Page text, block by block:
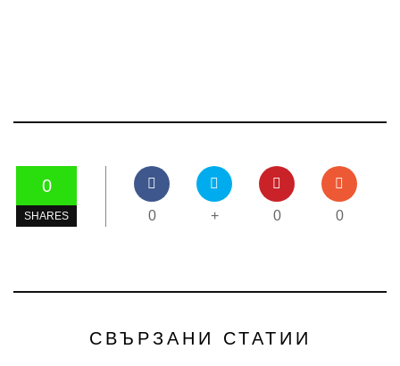
0
SHARES 0 + 0 0
СВЪРЗАНИ СТАТИИ